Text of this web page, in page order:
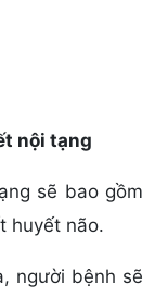
nội tạng
sẽ bao gồm
huyết não.
người bệnh sẽ